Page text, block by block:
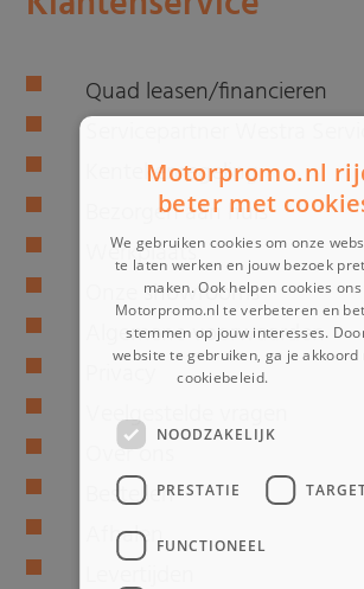
Quad leasen/financieren
Kentekenregeling
Bezorgen aan huis
Werkplaats
Onze showrooms
Algemene voorwaarden
Veelgestelde vragen
Over ons
Bestellen
Afhalen
Motorpromo.nl
beter met
We gebruiken cookies om onze
te laten werken en jouw bezoek
maken. Ook helpen cookies
Motorpromo.nl te verbeteren en
stemmen op jouw interesses.
website te gebruiken, ga je akkoord
cookiebeleid.
NOODZAKELIJK
PRESTATIE
FUNCTIONEEL